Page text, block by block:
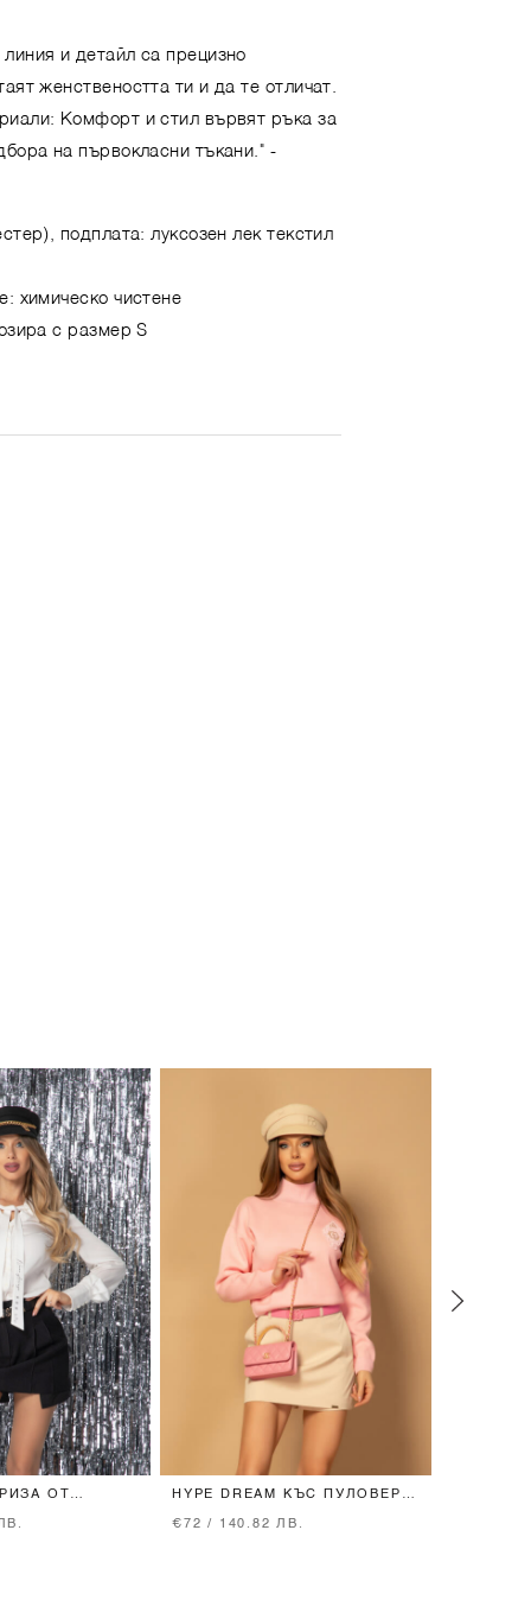
и детайл са прецизно
женствеността ти и да те отличат.
Комфорт и стил вървят ръка за
на първокласни тъкани." -
подплата: луксозен лек текстил
химическо чистене
с размер S
ОТ
HYPE DREAM КЪС ПУЛОВЕР -
€72 / 140.82 ЛВ.